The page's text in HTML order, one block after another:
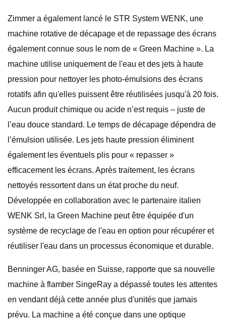
Zimmer a également lancé le STR System WENK, une
machine rotative de décapage et de repassage des écrans
également connue sous le nom de « Green Machine ». La
machine utilise uniquement de l'eau et des jets à haute
pression pour nettoyer les photo-émulsions des écrans
rotatifs afin qu'elles puissent être réutilisées jusqu'à 20 fois.
Aucun produit chimique ou acide n’est requis – juste de
l’eau douce standard. Le temps de décapage dépendra de
l’émulsion utilisée. Les jets haute pression éliminent
également les éventuels plis pour « repasser »
efficacement les écrans. Après traitement, les écrans
nettoyés ressortent dans un état proche du neuf.
Développée en collaboration avec le partenaire italien
WENK Srl, la Green Machine peut être équipée d'un
système de recyclage de l'eau en option pour récupérer et
réutiliser l'eau dans un processus économique et durable.
Benninger AG, basée en Suisse, rapporte que sa nouvelle
machine à flamber SingeRay a dépassé toutes les attentes
en vendant déjà cette année plus d'unités que jamais
prévu. La machine a été conçue dans une optique